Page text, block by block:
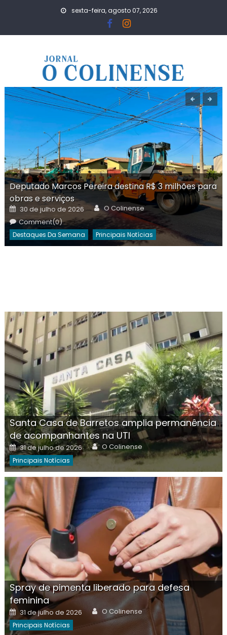
sexta-feira, agosto 07, 2026
Deputado Marcos Pereira destina R$ 3 milhões para
obras e serviços
Posted
on
30 de julho de 2026 Author
O Colinense
Comment(0)
Destaques Da Semana Principais Notícias
Santa Casa de Barretos amplia permanência
de acompanhantes na UTI
Posted
on
31 de julho de 2026 Author
O Colinense
Principais Notícias
Spray de pimenta liberado para defesa
feminina
Posted
on
31 de julho de 2026 Author
O Colinense
Principais Notícias